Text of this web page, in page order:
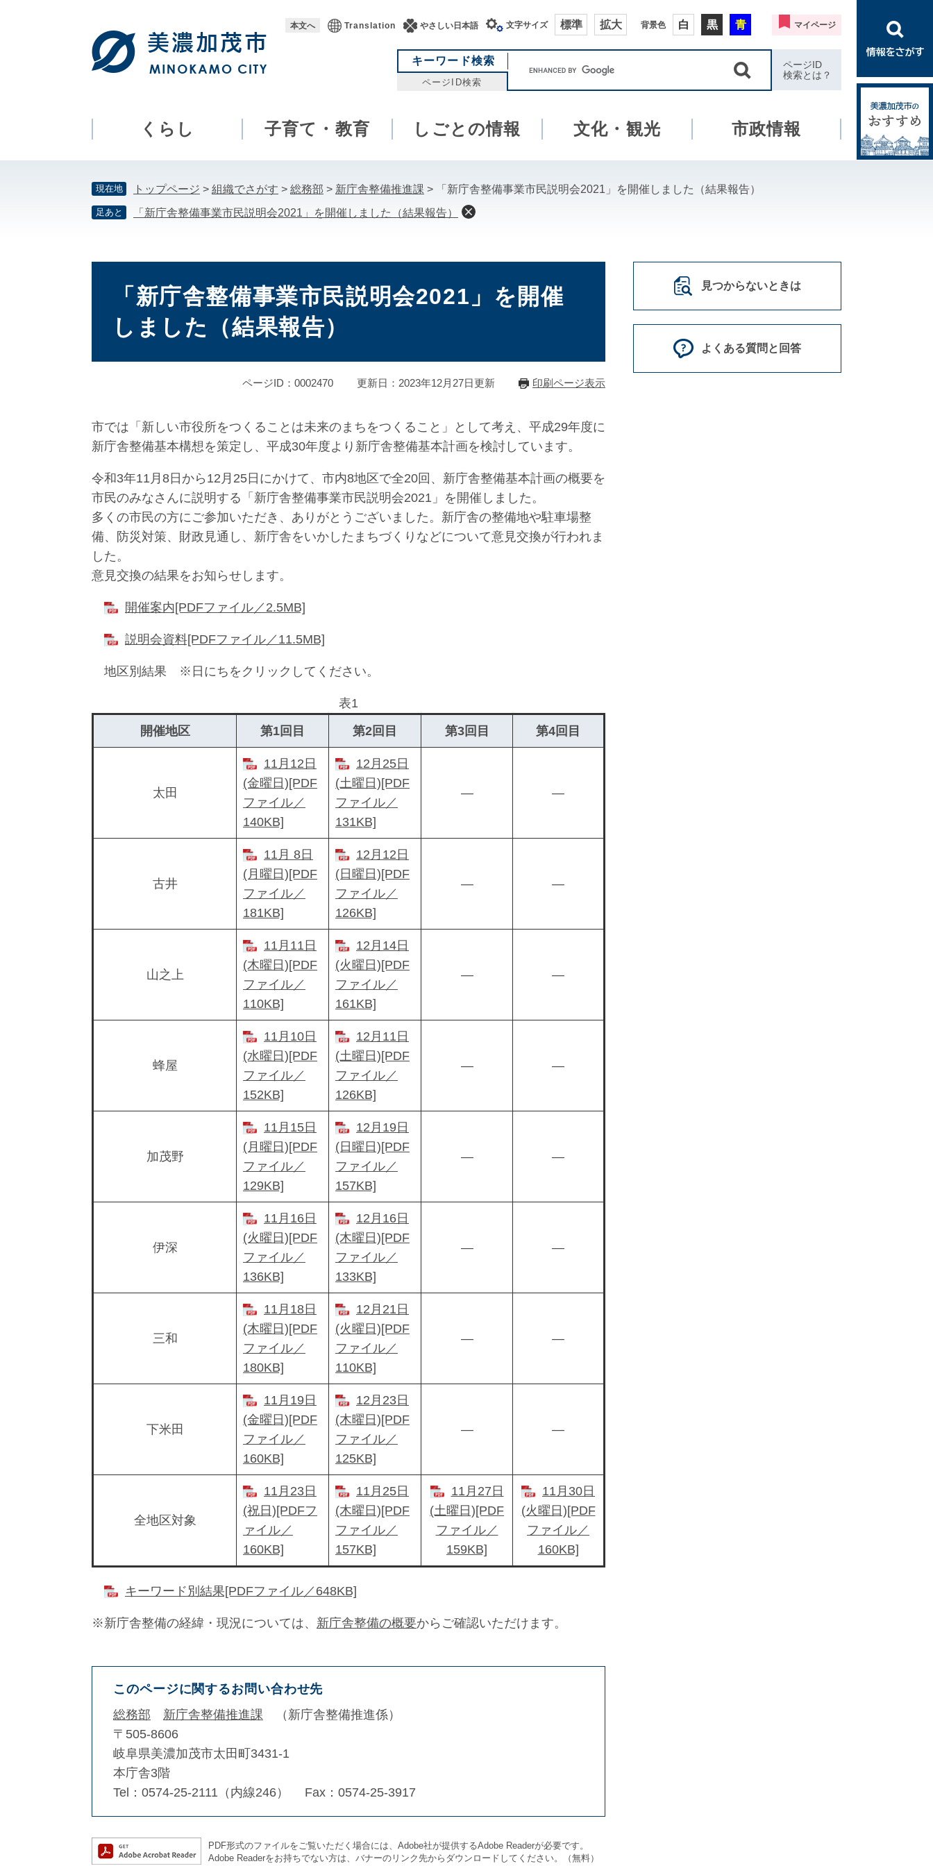
本
本文へ Translation やさしい日本語 文字サイズ 標準 拡大 背景色 白 黒 青 マイページ
キーワード検索
ページID検索
ワ
ド
索
ページID
検索とは？
くらし 子育て・教育 しごとの情報 文化・観光 市政情報
現在地 トップページ > 組織でさがす > 総務部 > 新庁舎整備推進課 > 「新庁舎整備事業市民説明会2021」を開催しました（結果報告）
足あと 「新庁舎整備事業市民説明会2021」を開催しました（結果報告）
「新庁舎整備事業市民説明会2021」を開催
しました（結果報告）
ページID：0002470 更新日：2023年12月27日更新 印刷ページ表示
市では「新しい市役所をつくることは未来のまちをつくること」として考え、平成29年度に
新庁舎整備基本構想を策定し、平成30年度より新庁舎整備基本計画を検討しています。
令和3年11月8日から12月25日にかけて、市内8地区で全20回、新庁舎整備基本計画の概要を
市民のみなさんに説明する「新庁舎整備事業市民説明会2021」を開催しました。
多くの市民の方にご参加いただき、ありがとうございました。新庁舎の整備地や駐車場整
備、防災対策、財政見通し、新庁舎をいかしたまちづくりなどについて意見交換が行われま
した。
意見交換の結果をお知らせします。
開催案内[PDFファイル／2.5MB]
説明会資料[PDFファイル／11.5MB]
地区別結果 ※日にちをクリックしてください。
表1
開催地区
第1回目 第2回目 第3回目 第4回目
太田
11月12日
(金曜日)[PDF
ファイル／
140KB]
12月25日
(土曜日)[PDF
ファイル／
131KB]
― ―
古井
11月 8日
(月曜日)[PDF
ファイル／
181KB]
12月12日
(日曜日)[PDF
ファイル／
126KB]
― ―
山之上
11月11日
(木曜日)[PDF
ファイル／
110KB]
12月14日
(火曜日)[PDF
ファイル／
161KB]
― ―
蜂屋
11月10日
(水曜日)[PDF
ファイル／
152KB]
12月11日
(土曜日)[PDF
ファイル／
126KB]
― ―
加茂野
11月15日
(月曜日)[PDF
ファイル／
129KB]
12月19日
(日曜日)[PDF
ファイル／
157KB]
― ―
伊深
11月16日
(火曜日)[PDF
ファイル／
136KB]
12月16日
(木曜日)[PDF
ファイル／
133KB]
― ―
三和
11月18日
(木曜日)[PDF
ファイル／
180KB]
12月21日
(火曜日)[PDF
ファイル／
110KB]
― ―
下米田
11月19日
(金曜日)[PDF
ファイル／
160KB]
12月23日
(木曜日)[PDF
ファイル／
125KB]
― ―
全地区対象
11月23日
(祝日)[PDFフ
ァイル／
160KB]
11月25日
(木曜日)[PDF
ファイル／
157KB]
11月27日
(土曜日)[PDF
ファイル／
159KB]
11月30日
(火曜日)[PDF
ファイル／
160KB]
キーワード別結果[PDFファイル／648KB]
※新庁舎整備の経緯・現況については、 新庁舎整備の概要からご確認いただけます。
このページに関するお問い合わせ先
総務部
新庁舎整備推進課
新庁舎整備推進係
〒505-8606
岐阜県美濃加茂市太田町3431-1
本庁舎3階
Tel：0574-25-2111（内線246）
Fax：0574-25-3917
PDF形式のファイルをご覧いただく場合には、Adobe社が提供するAdobe Readerが必要です。
Adobe Readerをお持ちでない方は、バナーのリンク先からダウンロードしてください。（無料）
見つからないときは
よくある質問と回答